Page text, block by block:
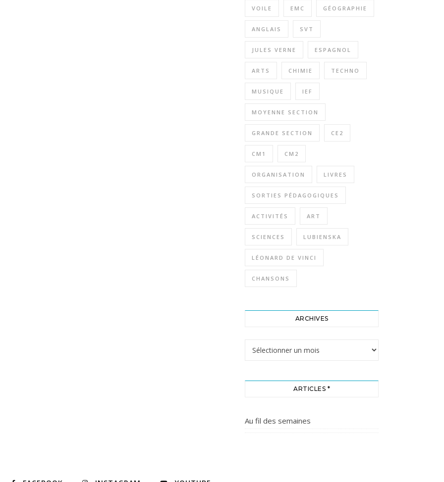
VOILE EMC GÉOGRAPHIE
ANGLAIS SVT
JULES VERNE ESPAGNOL
ARTS CHIMIE TECHNO
MUSIQUE IEF
MOYENNE SECTION
GRANDE SECTION CE2
CM1 CM2
ORGANISATION LIVRES
SORTIES PÉDAGOGIQUES
ACTIVITÉS ART
SCIENCES LUBIENSKA
LÉONARD DE VINCI
CHANSONS
ARCHIVES
ARTICLES *
Au fil des semaines